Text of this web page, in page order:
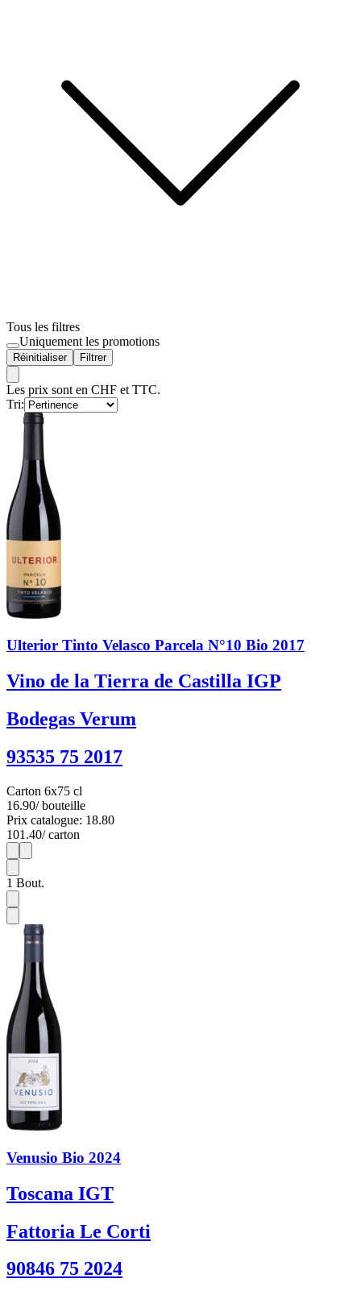
Tous les filtres
Uniquement les promotions
Réinitialiser Filtrer
Les prix sont en CHF et TTC.
Tri:
Ulterior Tinto Velasco Parcela N°10 Bio 2017
Vino de la Tierra de Castilla IGP
Bodegas Verum
93535 75 2017
Carton 6x75 cl
16.90/ bouteille
Prix catalogue: 18.80
101.40/ carton
1
1 Bout.
Venusio Bio 2024
Toscana IGT
Fattoria Le Corti
90846 75 2024